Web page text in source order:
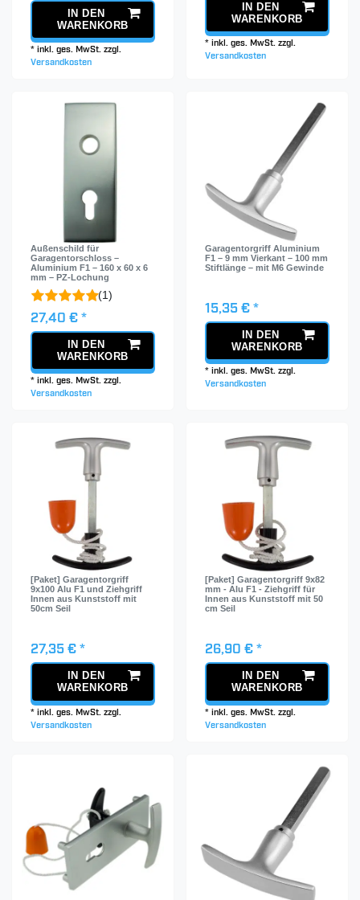
IN DEN
WARENKORB
*inkl. ges. MwSt. zzgl.
Versandkosten
IN DEN
WARENKORB
*inkl. ges. MwSt. zzgl.
Versandkosten
Außenschild für
Garagentorschloss –
Aluminium F1 – 160 x 60 x 6
mm – PZ-Lochung
(1)
27,40 € *
IN DEN
WARENKORB
*inkl. ges. MwSt. zzgl.
Versandkosten
Garagentorgriff Aluminium
F1 – 9 mm Vierkant – 100 mm
Stiftlänge – mit M6 Gewinde
15,35 € *
IN DEN
WARENKORB
*inkl. ges. MwSt. zzgl.
Versandkosten
[Paket] Garagentorgriff
9x100 Alu F1 und Ziehgriff
Innen aus Kunststoff mit
50cm Seil
27,35 € *
IN DEN
WARENKORB
*inkl. ges. MwSt. zzgl.
Versandkosten
[Paket] Garagentorgriff 9x82
mm - Alu F1 - Ziehgriff für
Innen aus Kunststoff mit 50
cm Seil
26,90 € *
IN DEN
WARENKORB
*inkl. ges. MwSt. zzgl.
Versandkosten